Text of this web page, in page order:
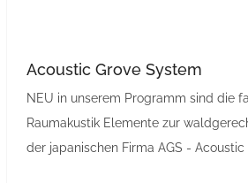
Acoustic Grove System
NEU in unserem Programm sind die
Raumakustik Elemente zur
der japanischen Firma AGS - Acoustic